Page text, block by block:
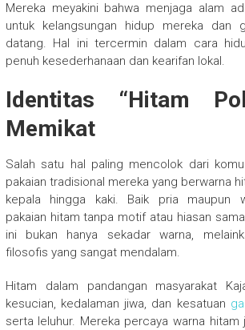
Mereka meyakini bahwa menjaga alam
untuk kelangsungan hidup mereka dan
datang. Hal ini tercermin dalam cara
penuh kesederhanaan dan kearifan lokal.
Identitas “Hitam
Memikat
Salah satu hal paling mencolok dari
pakaian tradisional mereka yang berwarna
kepala hingga kaki. Baik pria maupun
pakaian hitam tanpa motif atau hiasan
ini bukan hanya sekadar warna,
filosofis yang sangat mendalam.
Hitam dalam pandangan masyarakat
kesucian, kedalaman jiwa, dan kesatuan
serta leluhur. Mereka percaya warna hitam